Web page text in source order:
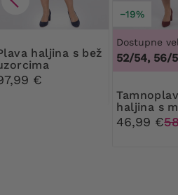
s bež
€
−19%
Dostupne
52/54, 56/
Tamnoplava
haljina s
uzorkom
46,99 €